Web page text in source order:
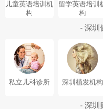
儿童英语培训机
构
留学英语培训
构
- 深圳
私立儿科诊所 深圳植发机构
- 深圳